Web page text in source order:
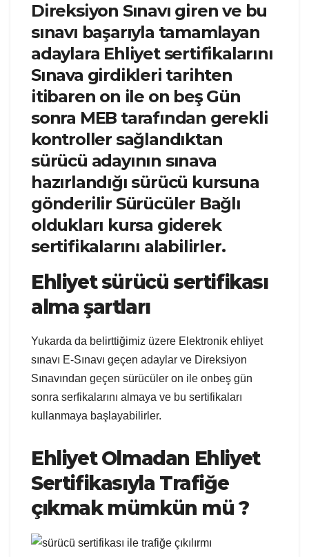
Direksiyon Sınavı giren ve bu
sınavı başarıyla tamamlayan
adaylara Ehliyet sertifikalarını
Sınava girdikleri tarihten
itibaren on ile on beş Gün
sonra MEB tarafından gerekli
kontroller sağlandıktan
sürücü adayının sınava
hazırlandığı sürücü kursuna
gönderilir Sürücüler Bağlı
oldukları kursa giderek
sertifikalarını alabilirler.
Ehliyet sürücü sertifikası
alma şartları
Yukarda da belirttiğimiz üzere Elektronik ehliyet
sınavı E-Sınavı geçen adaylar ve Direksiyon
Sınavından geçen sürücüler on ile onbeş gün
sonra serfikalarını almaya ve bu sertifikaları
kullanmaya başlayabilirler.
Ehliyet Olmadan Ehliyet
Sertifikasıyla Trafiğe
çıkmak mümkün mü ?